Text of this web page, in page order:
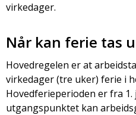
virkedager.
Når kan ferie tas
Hovedregelen er at
virkedager (tre uker) ferie i
Hovedferieperioden er fra 1.
utgangspunktet kan